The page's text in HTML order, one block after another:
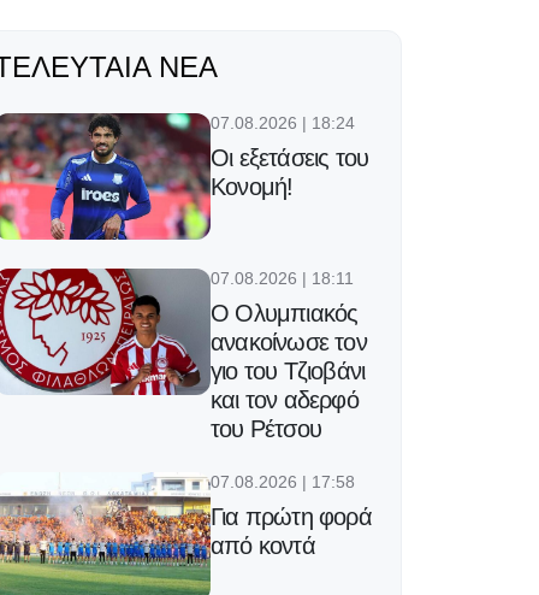
ΝΈΑ
07.08.2026 | 18:24
Οι εξετάσεις του
Κονομή!
07.08.2026 | 18:11
Ο Ολυμπιακός
ανακοίνωσε τον
γιο του Τζιοβάνι
και τον αδερφό
του Ρέτσου
07.08.2026 | 17:58
Για πρώτη φορά
από κοντά